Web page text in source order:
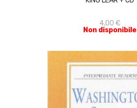
4,00 €
Non disponibile